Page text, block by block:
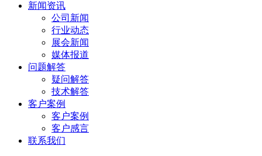
新闻资讯
公司新闻
行业动态
展会新闻
媒体报道
问题解答
疑问解答
技术解答
客户案例
客户案例
客户感言
联系我们